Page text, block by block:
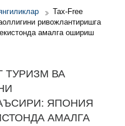
Tax-Free
ривожлантиришга
амалга ошириш
ТУРИЗМ ВА
ЯПОНИЯ
АМАЛГА